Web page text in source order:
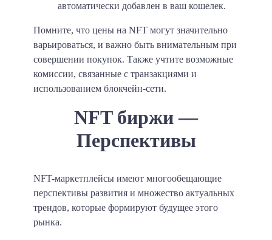
автоматически добавлен в ваш кошелек.
Помните, что цены на NFT могут значительно
варьироваться, и важно быть внимательным при
совершении покупок. Также учтите возможные
комиссии, связанные с транзакциями и
использованием блокчейн-сети.
NFT биржи —
Перспективы
NFT-маркетплейсы имеют многообещающие
перспективы развития и множество актуальных
трендов, которые формируют будущее этого
рынка.